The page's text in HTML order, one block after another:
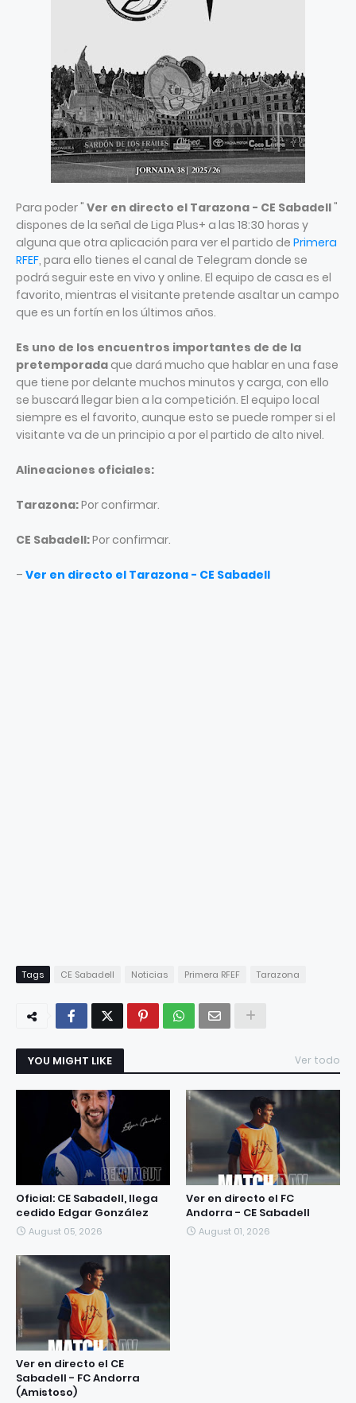
Para poder " Ver en directo el Tarazona - CE Sabadell"
dispones de la señal de Liga Plus+ a las 18:30 horas y
alguna que otra aplicación para ver el partido de Primera
RFEF, para ello tienes el canal de Telegram donde se
podrá seguir este en vivo y online. El equipo de casa es el
favorito, mientras el visitante pretende asaltar un campo
que es un fortín en los últimos años.
Es uno de los encuentros importantes de de la
pretemporada que dará mucho que hablar en una fase
que tiene por delante muchos minutos y carga, con ello
se buscará llegar bien a la competición. El equipo local
siempre es el favorito, aunque esto se puede romper si el
visitante va de un principio a por el partido de alto nivel.
Alineaciones oficiales:
Tarazona:Por confirmar.
CE Sabadell:Por confirmar.
– Ver en directo el Tarazona - CE Sabadell
Tags CE Sabadell Noticias Primera RFEF Tarazona
YOU MIGHT LIKE Ver todo
Oficial: CE Sabadell, llega
cedido Edgar González
August 05, 2026
Ver en directo el FC
Andorra - CE Sabadell
August 01, 2026
Ver en directo el CE
Sabadell - FC Andorra
(Amistoso)